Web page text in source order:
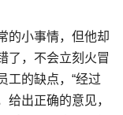
的小事情，但他却
了，不会立刻火冒
工的缺点，“经过
出正确的意见，